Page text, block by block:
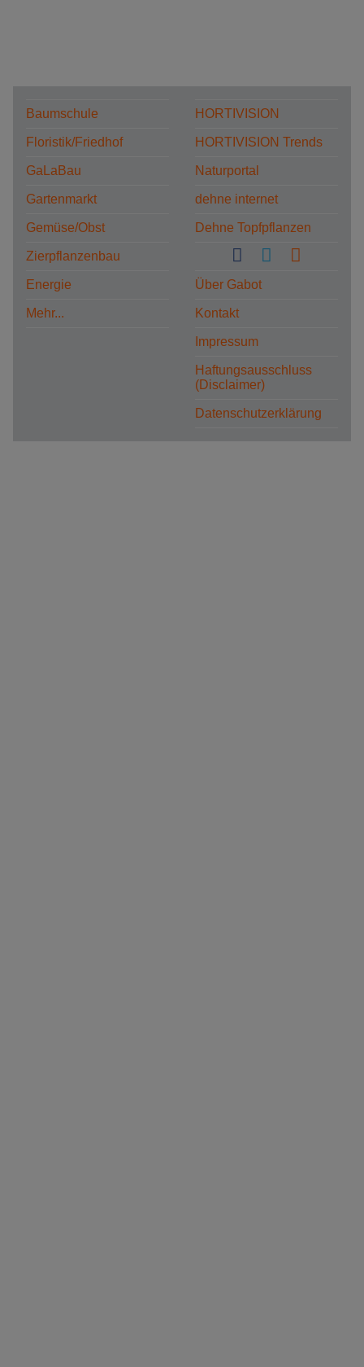
Baumschule
Floristik/Friedhof
GaLaBau
Gartenmarkt
Gemüse/Obst
Zierpflanzenbau
Energie
Mehr...
HORTIVISION
HORTIVISION Trends
Naturportal
dehne internet
Dehne Topfpflanzen
Über Gabot
Kontakt
Impressum
Haftungsausschluss
(Disclaimer)
Datenschutzerklärung